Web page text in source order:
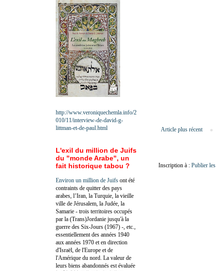
Article plus récent
Inscription à : Publier
http://www.veroniquechemla.info/2
010/11/interview-de-david-g-
littman-et-de-paul.html
L'exil du million de Juifs
du "monde Arabe", un
fait historique tabou ?
Environ un million de Juifs ont été
contraints de quitter des pays
arabes, l’Iran, la Turquie, la vieille
ville de Jérusalem, la Judée, la
Samarie - trois territoires occupés
par la (Trans)Jordanie jusqu'à la
guerre des Six-Jours (1967) -, etc.,
essentiellement des années 1940
aux années 1970 et en direction
d'Israël, de l'Europe et de
l'Amérique du nord. La valeur de
leurs biens abandonnés est évaluée